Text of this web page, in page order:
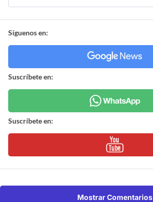
Síguenos en:
Suscríbete en:
Suscríbete en:
Mostrar Comentarios